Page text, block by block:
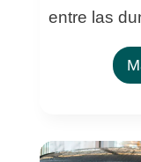
entre las